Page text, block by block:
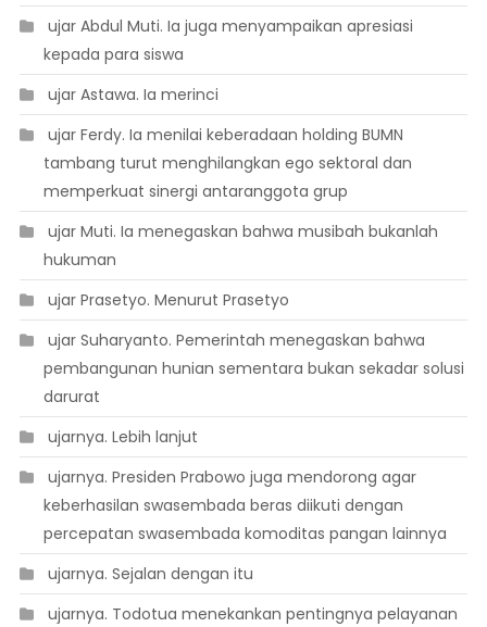
 ujar Abdul Muti. Ia juga menyampaikan apresiasi
kepada para siswa
 ujar Astawa. Ia merinci
 ujar Ferdy. Ia menilai keberadaan holding BUMN
tambang turut menghilangkan ego sektoral dan
memperkuat sinergi antaranggota grup
 ujar Muti. Ia menegaskan bahwa musibah bukanlah
hukuman
 ujar Prasetyo. Menurut Prasetyo
 ujar Suharyanto. Pemerintah menegaskan bahwa
pembangunan hunian sementara bukan sekadar solusi
darurat
 ujarnya. Lebih lanjut
 ujarnya. Presiden Prabowo juga mendorong agar
keberhasilan swasembada beras diikuti dengan
percepatan swasembada komoditas pangan lainnya
 ujarnya. Sejalan dengan itu
 ujarnya. Todotua menekankan pentingnya pelayanan